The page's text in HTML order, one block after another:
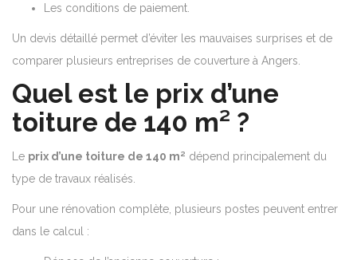
Les conditions de paiement.
Un devis détaillé permet d’éviter les mauvaises surprises et de
comparer plusieurs entreprises de couverture à Angers.
Quel est le prix d’une
toiture de 140 m² ?
Le prix d’une toiture de 140 m² dépend principalement du
type de travaux réalisés.
Pour une rénovation complète, plusieurs postes peuvent entrer
dans le calcul :